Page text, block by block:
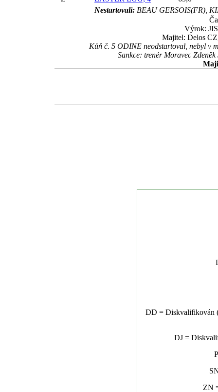
Nestartovali:BEAU GERSOIS(FR),
Výrok:
Majitel: Delos
Kůň č. 5 ODINE neodstartoval, nebyl v
Sankce: trenér Moravec
DD = Diskvalifikován
DJ =
ZN